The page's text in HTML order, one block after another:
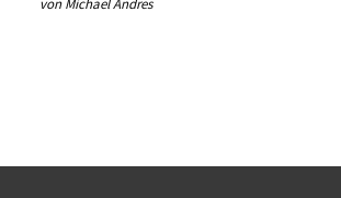
von Michael Andres